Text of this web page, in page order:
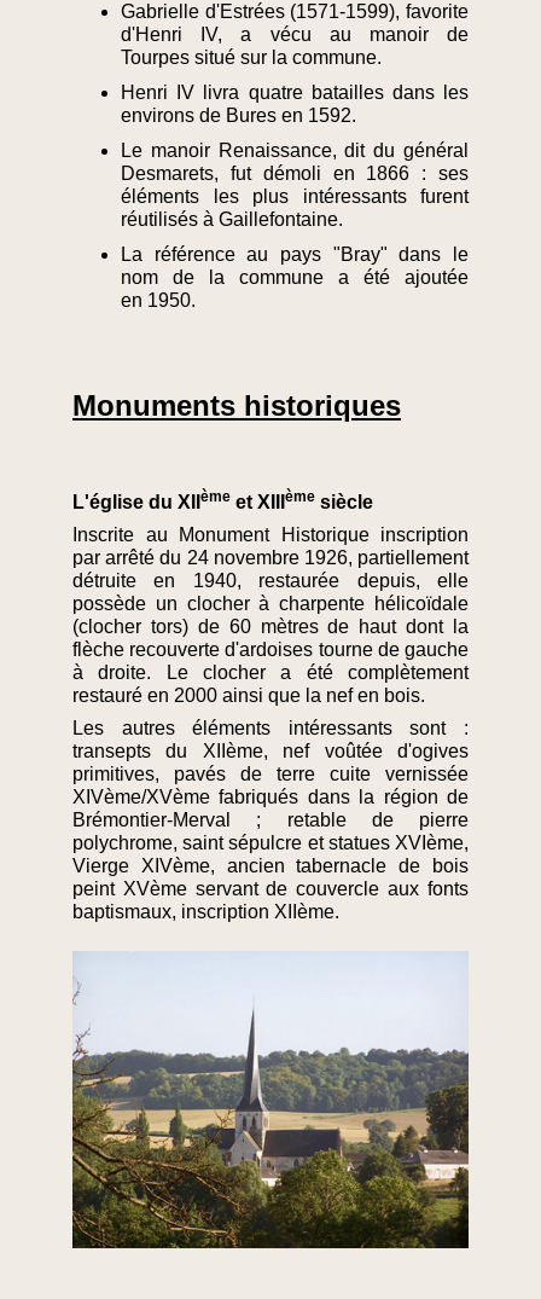
Gabrielle d'Estrées (1571-1599), favorite
d'Henri IV, a vécu au manoir de
Tourpes situé sur la commune.
Henri IV livra quatre batailles dans les
environs de Bures en 1592.
Le manoir Renaissance, dit du général
Desmarets, fut démoli en 1866 : ses
éléments les plus intéressants furent
réutilisés à Gaillefontaine.
La référence au pays "Bray" dans le
nom de la commune a été ajoutée
en 1950.
Monuments historiques
L'église du XII ème et XIII ème siècle
Inscrite au Monument Historique inscription
par arrêté du 24 novembre 1926, partiellement
détruite en 1940, restaurée depuis, elle
possède un clocher à charpente hélicoïdale
(clocher tors) de 60 mètres de haut dont la
flèche recouverte d'ardoises tourne de gauche
à droite. Le clocher a été complètement
restauré en 2000 ainsi que la nef en bois.
Les autres éléments intéressants sont :
transepts du XIIème, nef voûtée d'ogives
primitives, pavés de terre cuite vernissée
XIVème/XVème fabriqués dans la région de
Brémontier-Merval ; retable de pierre
polychrome, saint sépulcre et statues XVIème,
Vierge XIVème, ancien tabernacle de bois
peint XVème servant de couvercle aux fonts
baptismaux, inscription XIIème.